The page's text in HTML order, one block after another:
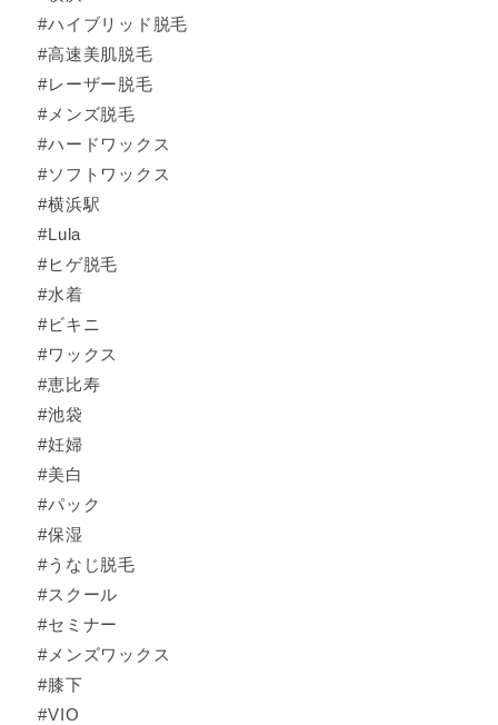
#ハイブリッド脱毛
#高速美肌脱毛
#レーザー脱毛
#メンズ脱毛
#ハードワックス
#ソフトワックス
#横浜駅
#Lula
#ヒゲ脱毛
#水着
#ビキニ
#ワックス
#恵比寿
#池袋
#妊婦
#美白
#パック
#保湿
#うなじ脱毛
#スクール
#セミナー
#メンズワックス
#膝下
#VIO